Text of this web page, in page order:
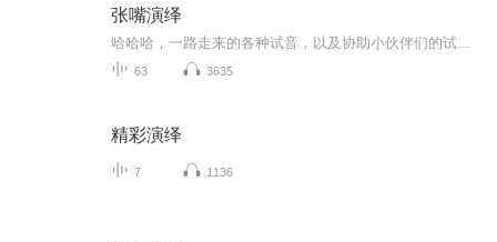
张嘴演绎
63 3635
精彩演绎
7 1136